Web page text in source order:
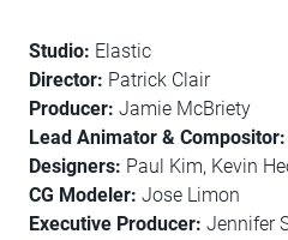
Studio: Elastic
Director: Patrick Clair
Producer: Jamie McBriety
Lead Animator & Compositor:
Designers: Paul Kim, Kevin
CG Modeler: Jose Limon
Executive Producer: Jennifer